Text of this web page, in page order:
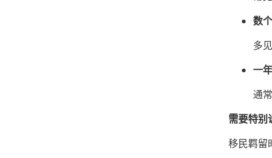
数
多
一
通
需要特别
移民羁留